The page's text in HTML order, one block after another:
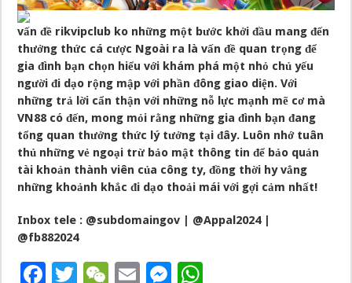
vấn đề rikvipclub ko những một bước khởi đầu mang đến
thưởng thức cá cược Ngoài ra là vấn đề quan trọng để
gia đình bạn chọn hiểu với khám phá một nhỏ chủ yếu
người đi dạo rộng mập với phần đông giao diện. Với
những trả lời cẩn thận với những nỗ lực mạnh mẽ cơ mà
VN88 có đến, mong mỏi rằng những gia đình bạn đang
tổng quan thưởng thức lý tưởng tại đây. Luôn nhớ tuân
thủ những vẻ ngoại trừ bảo mật thông tin để bảo quản
tài khoản thành viên của công ty, đồng thời hy vẳng
những khoảnh khắc đi dạo thoải mái với gợi cảm nhất!
Inbox tele : @subdomaingov | @Appal2024 |
@fb882024
F
T
W E
M